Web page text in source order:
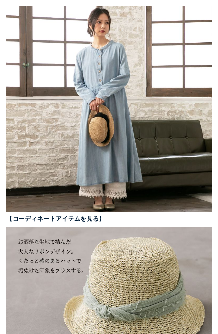
【コーディネートアイテムを見る】